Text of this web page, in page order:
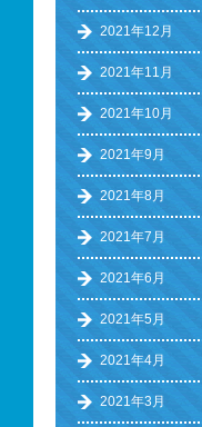
2021年12月
2021年11月
2021年10月
2021年9月
2021年8月
2021年7月
2021年6月
2021年5月
2021年4月
2021年3月